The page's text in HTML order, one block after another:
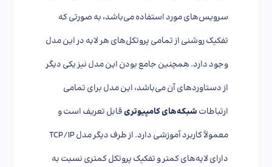
سرویس‌های مورد استفاده می‌باشد، به صورتی که
تفکیک روشنی از تمامی پروتکل‌های هر لایه در این مدل
وجود دارد. همچنین جامع بودن این مدل نیز یکی دیگر
از دستاوردهای آن می‌باشد، این مدل برای تمامی
ارتباطاتشبکه‌های کامپیوتریقابل تعریف است و
معمولاً کاربرد آموزشی دارد. از طرف دیگر مدل TCP/IP
دارای لایه‌های کمتر و تفکیک پروتکل کمتری نسبت به